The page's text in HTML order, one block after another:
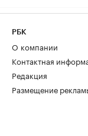
цен на жилье
Жилье, 06:00
ЦБ оценил ставки
финансирования
РБК
О компании
Контактная
Редакция
Размещение